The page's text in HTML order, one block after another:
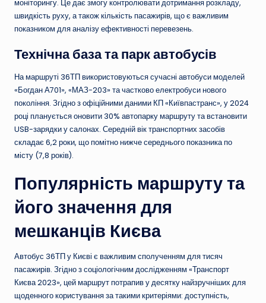
моніторингу. Це дає змогу контролювати дотримання розкладу,
швидкість руху, а також кількість пасажирів, що є важливим
показником для аналізу ефективності перевезень.
Технічна база та парк автобусів
На маршруті 36ТП використовуються сучасні автобуси моделей
«Богдан А701», «МАЗ-203» та частково електробуси нового
покоління. Згідно з офіційними даними КП «Київпастранс», у 2024
році планується оновити 30% автопарку маршруту та встановити
USB-зарядки у салонах. Середній вік транспортних засобів
складає 6,2 роки, що помітно нижче середнього показника по
місту (7,8 років).
Популярність маршруту та
його значення для
мешканців Києва
Автобус 36ТП у Києві є важливим сполученням для тисяч
пасажирів. Згідно з соціологічним дослідженням «Транспорт
Києва 2023», цей маршрут потрапив у десятку найзручніших для
щоденного користування за такими критеріями: доступність,